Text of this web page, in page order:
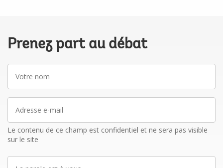
Prenez part au débat
nom
mail
Le contenu de ce champ est confidentiel et ne sera pas visible
sur le site